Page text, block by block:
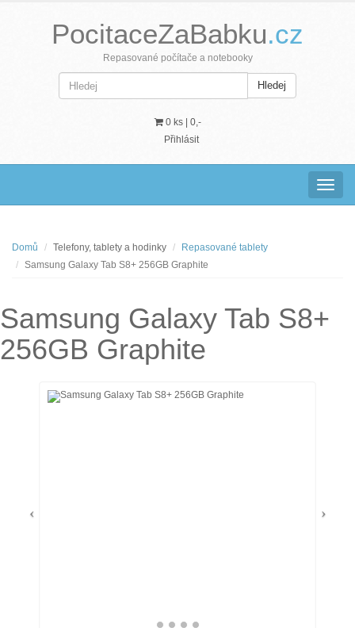
PocitaceZaBabku.cz
Repasované počítače a notebooky
Hledej
0 ks | 0,-
Přihlásit
Domů Telefony, tablety a hodinky
Repasované tablety
Samsung Galaxy Tab S8+ 256GB Graphite
Samsung Galaxy Tab S8+
256GB Graphite